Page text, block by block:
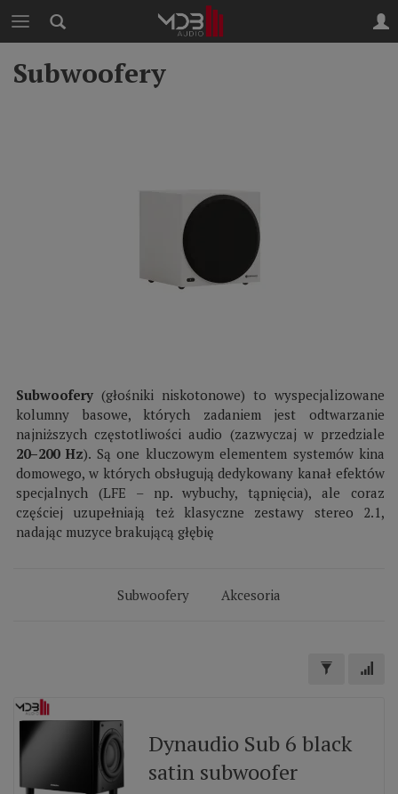
Subwoofery
Subwoofery (głośniki niskotonowe) to wyspecjalizowane
kolumny basowe, których zadaniem jest odtwarzanie
najniższych częstotliwości audio (zazwyczaj w przedziale
20–200 Hz). Są one kluczowym elementem systemów kina
domowego, w których obsługują dedykowany kanał efektów
specjalnych (LFE – np. wybuchy, tąpnięcia), ale coraz
częściej uzupełniają też klasyczne zestawy stereo 2.1,
nadając muzyce brakującą głębię
Subwoofery Akcesoria
Dynaudio Sub 6 black
satin subwoofer